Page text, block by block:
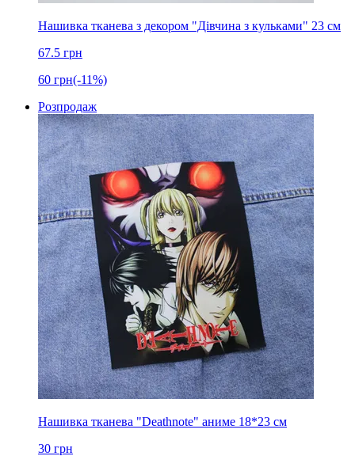
Нашивка тканева з декором "Дівчина з кульками" 23 см
67.5 грн
60 грн(-11%)
Розпродаж
Нашивка тканева "Deathnote" аниме 18*23 см
30 грн